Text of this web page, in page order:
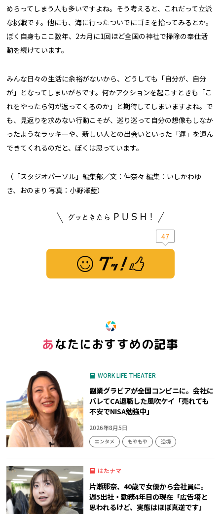
めらってしまう人も多いですよね。そう考えると、これだって立派
な挑戦です。他にも、海に行ったついでにゴミを拾ってみるとか。
ぼく自身もここ数年、2カ月に1回ほど全国の神社で掃除の奉仕活
動を続けています。
みんな日々の生活に余裕がないから、どうしても「自分が、自分
が」となってしまいがちです。何かアクションを起こすときも「こ
れをやったら何が返ってくるのか」と期待してしまいますよね。で
も、見返りを求めない行動こそが、巡り巡って自分の想像もしなか
ったようなラッキーや、新しい人との出会いといった「運」を運ん
できてくれるのだと、ぼくは思っています。
（「スタジオパーソル」編集部／文：仲奈々 編集：いしかわゆ
き、おのまり 写真：小野澤藍）
47
あなたにおすすめの記事
WORK LIFE THEATER
副業グラビアが全国コンビニに。会社に
バレてCA退職した風吹ケイ「売れても
不安でNISA勉強中」
2026年8月5日
エンタメ もやもや 逆境
はたナマ
片瀬那奈、40歳で女優から会社員に。
週5出社・勤務4年目の現在「広告塔と
思われるけど、実態はほぼ真逆です」